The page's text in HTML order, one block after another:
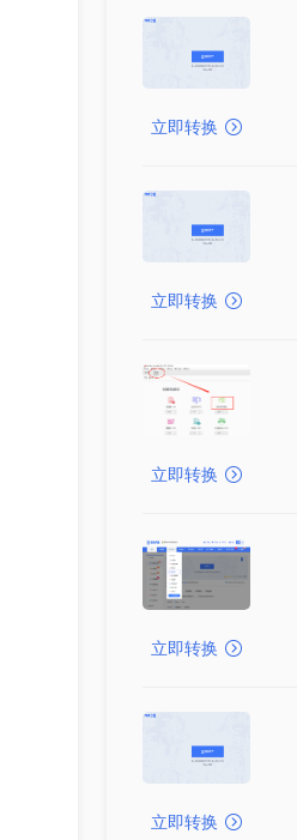
立即转换
立即转换
立即转换
立即转换
立即转换